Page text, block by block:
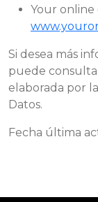
Your online
Si desea más
puede
elaborada por
Datos.
Fecha última